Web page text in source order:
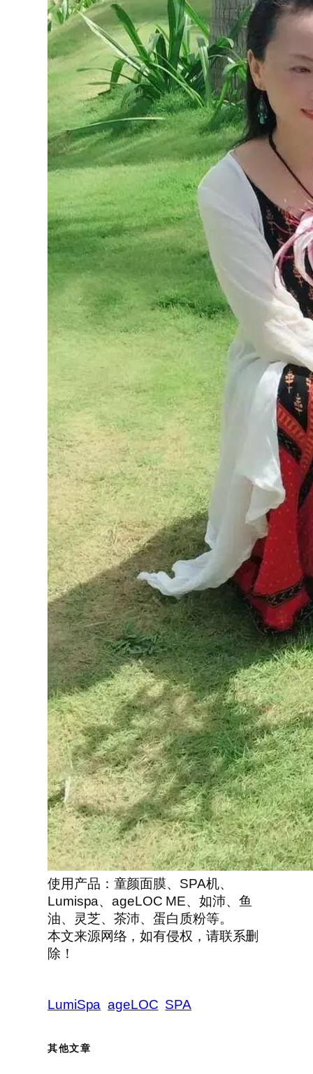
使用产品：童颜面膜、SPA机、
Lumispa、ageLOC ME、如沛、鱼
油、灵芝、茶沛、蛋白质粉等。
本文来源网络，如有侵权，请联系删
除！
LumiSpa ageLOC SPA
其他文章